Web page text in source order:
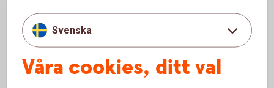
Var lär jag mig mer om aktier och
aktiemarknaden?
Vad behöver jag för att börja handla med aktier
Svenska
Våra cookies, ditt val